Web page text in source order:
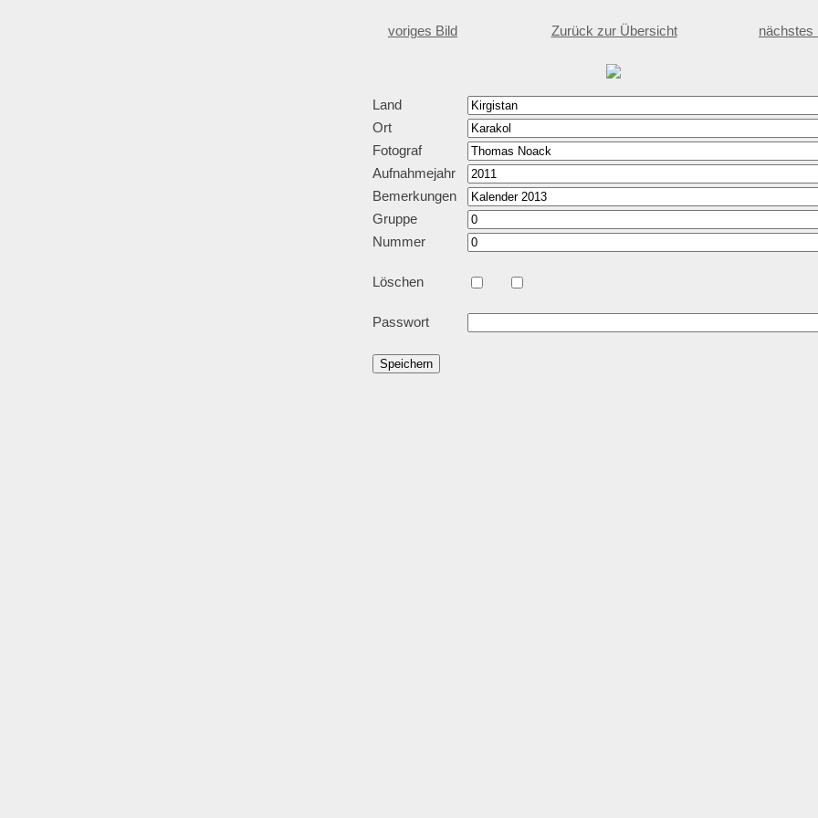
voriges Bild Zurück zur Übersicht nächstes
Land
Ort
Fotograf
Aufnahmejahr
Bemerkungen
Gruppe
Nummer
Löschen
Passwort